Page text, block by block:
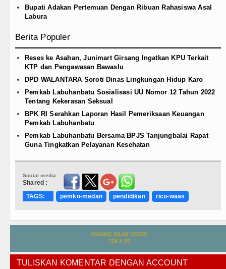
Bupati Adakan Pertemuan Dengan Ribuan Rahasiswa Asal
Labura
Berita Populer
Reses ke Asahan, Junimart Girsang Ingatkan KPU Terkait
KTP dan Pengawasan Bawaslu
DPD WALANTARA Soroti Dinas Lingkungan Hidup Karo
Pemkab Labuhanbatu Sosialisasi UU Nomor 12 Tahun 2022
Tentang Kekerasan Seksual
BPK RI Serahkan Laporan Hasil Pemeriksaan Keuangan
Pemkab Labuhanbatu
Pemkab Labuhanbatu Bersama BPJS Tanjungbalai Rapat
Guna Tingkatkan Pelayanan Kesehatan
Social media
Shared :
TAGS:
pemko-medan pendidikan rico-waas
TULISKAN KOMENTAR DENGAN ACCOUNT